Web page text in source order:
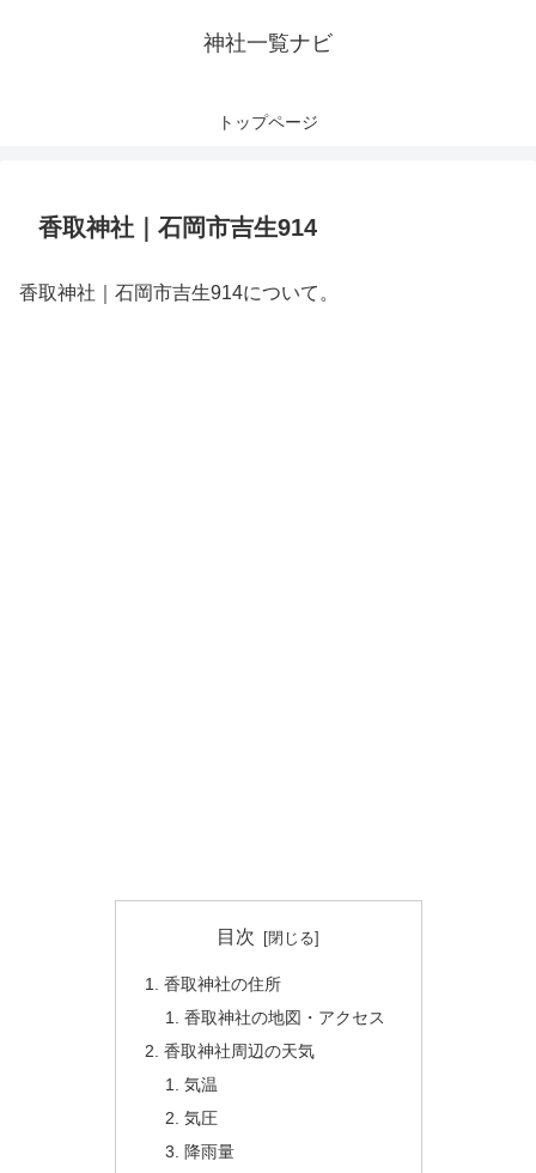
神社一覧ナビ
トップページ
香取神社｜石岡市吉生914
香取神社｜石岡市吉生914について。
目次
香取神社の住所
香取神社の地図・アクセス
香取神社周辺の天気
気温
気圧
降雨量